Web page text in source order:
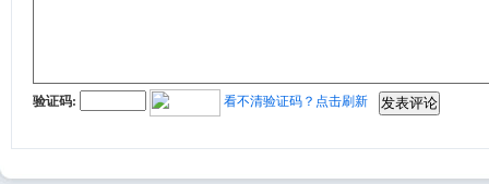
验证码: 看不清验证码？点击刷新